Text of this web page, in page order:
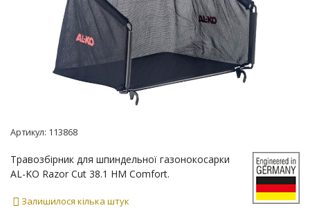
Артикул: 113868
Травозбірник для шпиндельної газонокосарки
AL-KO Razor Cut 38.1 HM Comfort.
Залишилося кілька штук